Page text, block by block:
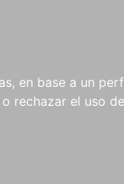
en base a un
rechazar el uso
NOVEDADES